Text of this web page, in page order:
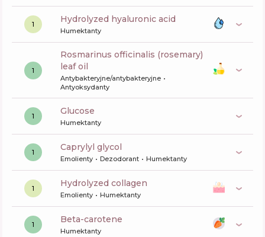
1 hydrolyzed hyaluronic acid
Humektanty
1
rosmarinus officinalis (rosemary)
leaf oil
Antybakteryjne/antybakteryjne
Antyoksydanty
1 glucose
Humektanty
1 caprylyl glycol
Emolienty Dezodorant Humektanty
1 hydrolyzed collagen
Emolienty Humektanty
1 beta-carotene
Humektanty